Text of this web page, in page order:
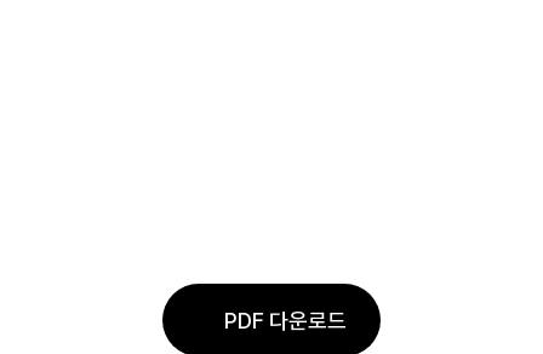
PDF 다운로드